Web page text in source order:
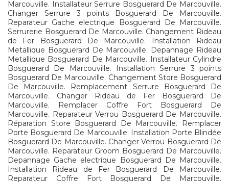
Marcouville. Installateur Serrure Bosguerard De Marcouville.
Changer Serrure 3 points Bosguerard De Marcouville.
Reparateur Gache electrique Bosguerard De Marcouville.
Serrurerie Bosguerard De Marcouville. Changement Rideau
de Fer Bosguerard De Marcouville. Installation Rideau
Metallique Bosguerard De Marcouville. Depannage Rideau
Metallique Bosguerard De Marcouville. Installateur Cylindre
Bosguerard De Marcouville. Installation Serrure 3 points
Bosguerard De Marcouville. Changement Store Bosguerard
De Marcouville. Remplacement Serrure Bosguerard De
Marcouville. Changer Rideau de Fer Bosguerard De
Marcouville. Remplacer Coffre Fort Bosguerard De
Marcouville. Reparateur Verrou Bosguerard De Marcouville.
Réparation Store Bosguerard De Marcouville. Remplacer
Porte Bosguerard De Marcouville. Installation Porte Blindée
Bosguerard De Marcouville. Changer Verrou Bosguerard De
Marcouville. Reparateur Groom Bosguerard De Marcouville.
Depannage Gache electrique Bosguerard De Marcouville.
Installation Rideau de Fer Bosguerard De Marcouville.
Reparateur Coffre Fort Bosguerard De Marcouville.